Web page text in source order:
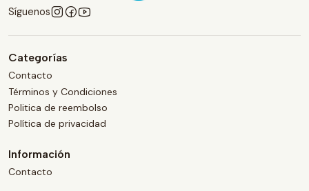
Síguenos
Categorías
Contacto
Términos y Condiciones
Politica de reembolso
Política de privacidad
Información
Contacto